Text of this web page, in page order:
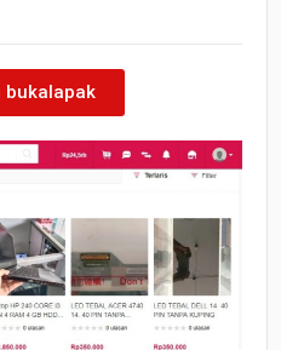
bukalapak